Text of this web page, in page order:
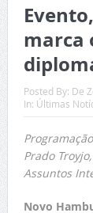
marca
Posted By: De
In: Últimas
Prado
Assuntos
Novo